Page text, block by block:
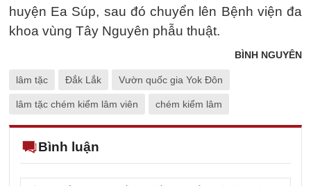
huyện Ea Súp, sau đó chuyển lên Bệnh viện đa
khoa vùng Tây Nguyên phẫu thuật.
BÌNH NGUYÊN
lâm tặc Đắk Lắk Vườn quốc gia Yok Đôn
lâm tặc chém kiểm lâm viên chém kiểm lâm
Bình luận